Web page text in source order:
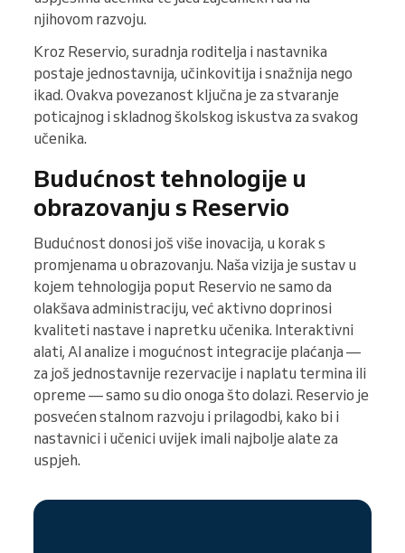
njihovom razvoju.
Kroz Reservio, suradnja roditelja i nastavnika
postaje jednostavnija, učinkovitija i snažnija nego
ikad. Ovakva povezanost ključna je za stvaranje
poticajnog i skladnog školskog iskustva za svakog
učenika.
Budućnost tehnologije u
obrazovanju s Reservio
Budućnost donosi još više inovacija, u korak s
promjenama u obrazovanju. Naša vizija je sustav u
kojem tehnologija poput Reservio ne samo da
olakšava administraciju, već aktivno doprinosi
kvaliteti nastave i napretku učenika. Interaktivni
alati, AI analize i mogućnost integracije plaćanja —
za još jednostavnije rezervacije i naplatu termina ili
opreme — samo su dio onoga što dolazi. Reservio je
posvećen stalnom razvoju i prilagodbi, kako bi i
nastavnici i učenici uvijek imali najbolje alate za
uspjeh.